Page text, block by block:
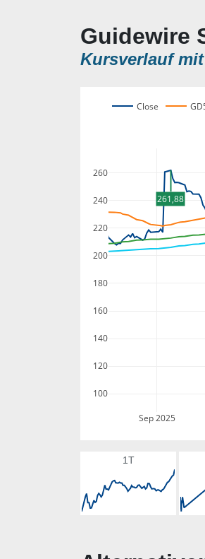
Guidewire
Kursverlauf
Sep 2025
100
120
140
160
180
200
220
240
260
Close
261,88
1T